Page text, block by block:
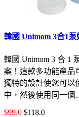
韓國 Unimom 3合1
韓國 Unimom 3 合 1
案！這款多功能產品
獨特的設計使您可以
中，然後使用同一個..
$99.0 $118.0